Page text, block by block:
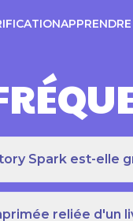
APPRENDRE
Spark est-elle
reliée d'un